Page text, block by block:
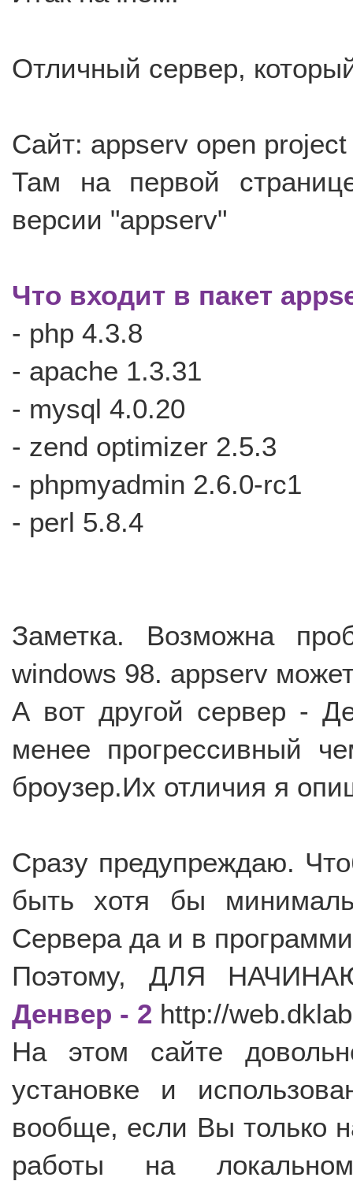
Отличный сервер,
Сайт: appserv open
Там на первой
версии "appserv"
Что входит в пакет
- php 4.3.8
- apache 1.3.31
- mysql 4.0.20
- zend optimizer 2.5.3
- phpmyadmin 2.6.0-rc1
- perl 5.8.4
Заметка. Возможна
windows 98. appserv
А вот другой сервер -
менее прогрессивный
броузер.Их отличия я
Сразу предупреждаю.
быть хотя бы
Сервера да и в
Поэтому, ДЛЯ
Денвер - 2 http://
На этом сайте
установке и
вообще, если Вы только
работы на